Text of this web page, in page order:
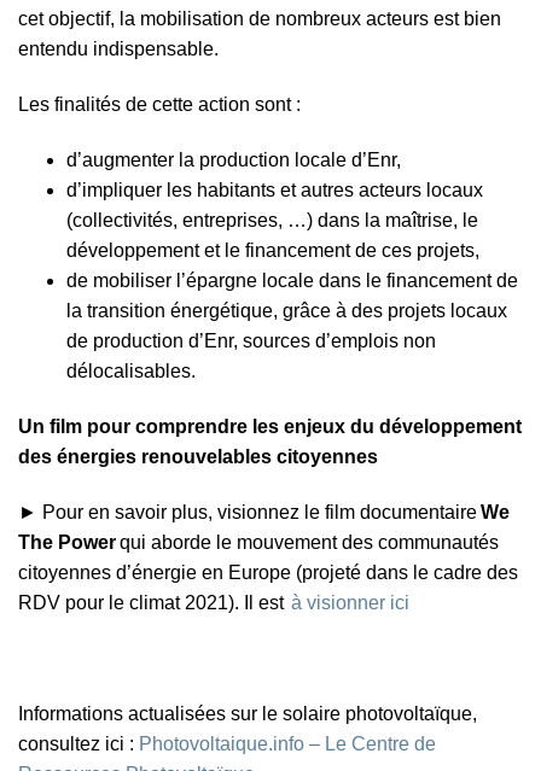
cet objectif, la mobilisation de nombreux acteurs est bien
entendu indispensable.
Les finalités de cette action sont :
d’augmenter la production locale d’Enr,
d’impliquer les habitants et autres acteurs locaux
(collectivités, entreprises, …) dans la maîtrise, le
développement et le financement de ces projets,
de mobiliser l’épargne locale dans le financement de
la transition énergétique, grâce à des projets locaux
de production d’Enr, sources d’emplois non
délocalisables.
Un film pour comprendre les enjeux du développement
des énergies renouvelables citoyennes
► Pour en savoir plus, visionnez le film documentaireWe
The Powerqui aborde le mouvement des communautés
citoyennes d’énergie en Europe (projeté dans le cadre des
RDV pour le climat 2021). Il est à visionner ici
Informations actualisées sur le solaire photovoltaïque,
consultez ici : Photovoltaique.info – Le Centre de